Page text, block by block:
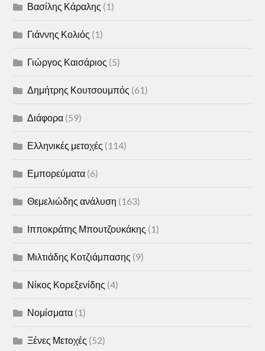
Βασίλης Κάραλης (1)
Γιάννης Κολιός (1)
Γιώργος Καισάριος (5)
Δημήτρης Κουτσουμπός (61)
Διάφορα (59)
Ελληνικές μετοχές (114)
Εμπορεύματα (6)
Θεμελιώδης ανάλυση (163)
Ιπποκράτης Μπουτζουκάκης (1)
Μιλτιάδης Κοτζιάμπασης (9)
Νίκος Κορεξενίδης (4)
Νομίσματα (1)
Ξένες Μετοχές (52)